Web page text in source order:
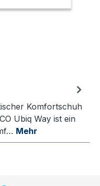
Komfortschuh
Ubiq Way ist ein
Mehr